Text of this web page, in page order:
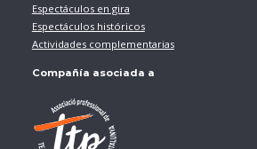
Espectáculos en gira
Espectáculos históricos
Actividades complementarias
Compañía asociada a